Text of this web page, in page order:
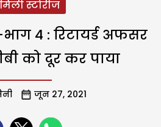
स्टोरीज
4 : रिटायर्ड अफसर
को दूर कर पाया
जून 27, 2021